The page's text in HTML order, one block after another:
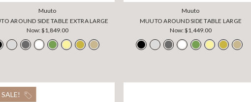
Muuto
AROUND SIDE TABLE EXTRA LARGE
Now:$1,849.00
Muuto
MUUTO AROUND SIDE TABLE LARGE
Now:$1,449.00